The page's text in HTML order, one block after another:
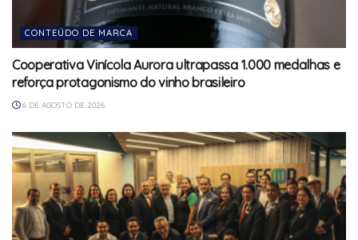
CONTEÚDO DE MARCA
Cooperativa Vinícola Aurora ultrapassa 1.000 medalhas e
reforça protagonismo do vinho brasileiro
6 DE AGOSTO DE 2026